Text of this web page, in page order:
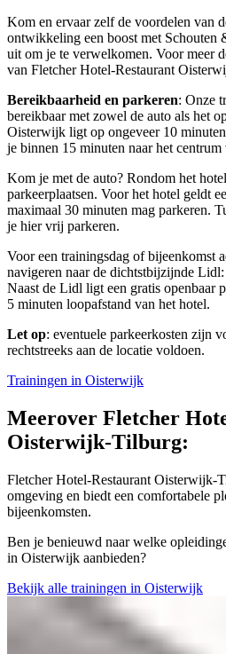
Kom en ervaar zelf de voordelen van
ontwikkeling een boost met Schouten
uit om je te verwelkomen. Voor meer
van Fletcher Hotel-Restaurant
Bereikbaarheid en parkeren: Onze
bereikbaar met zowel de auto als het
Oisterwijk ligt op ongeveer 10
je binnen 15 minuten naar het
Kom je met de auto? Rondom het
parkeerplaatsen. Voor het hotel geldt
maximaal 30 minuten mag parkeren.
je hier vrij parkeren.
Voor een trainingsdag of bijeenkomst
navigeren naar de dichtstbijzijnde
Naast de Lidl ligt een gratis openbaar
5 minuten loopafstand van het hotel.
Let op: eventuele parkeerkosten zijn
rechtstreeks aan de locatie voldoen.
Trainingen in Oisterwijk
Meerover Fletcher
Oisterwijk-Tilburg:
Fletcher Hotel-Restaurant Oisterwijk-
omgeving en biedt een comfortabele
bijeenkomsten.
Ben je benieuwd naar welke
in Oisterwijk aanbieden?
Bekijk alle trainingen in Oisterwijk